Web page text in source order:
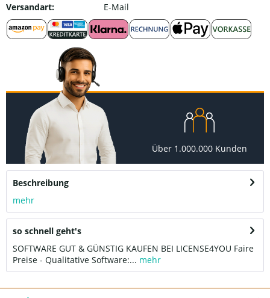
Versandart:
E-Mail
Über 1.000.000 Kunden
Beschreibung
mehr
so schnell geht's
SOFTWARE GUT & GÜNSTIG KAUFEN BEI LICENSE4YOU Faire
Preise - Qualitative Software:... mehr